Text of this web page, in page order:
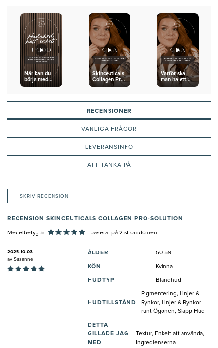
När kan du
börja med
kollagenstimulerande
Skinceuticals
Collagen Pro-
Solution
Varför ska
man ha ett
serum med
RECENSIONER
VANLIGA FRÅGOR
LEVERANSINFO
ATT TÄNKA PÅ
SKRIV RECENSION
RECENSION SKINCEUTICALS COLLAGEN PRO-SOLUTION
Medelbetyg 5 baserat på 2 st omdömen
2025-10-03
av Susanne
ÅLDER 50-59
KÖN Kvinna
HUDTYP Blandhud
HUDTILLSTÅND
Pigmentering, Linjer &
Rynkor, Linjer & Rynkor
runt Ögonen, Slapp Hud
DETTA
GILLADE JAG
MED
Textur, Enkelt att använda,
Ingredienserna